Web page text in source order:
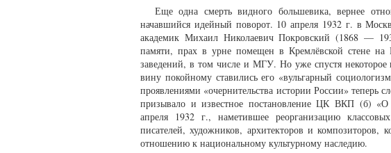
Еще одна смерть видного большевика, вернее
начавшийся идейный поворот. 10 апреля 1932 г. в
академик Михаил Николаевич Покровский (1868 —
памяти, прах в урне помещен в Кремлёвской стене
заведений, в том числе и МГУ. Но уже спустя некоторое
вину покойному ставились его «вульгарный
проявлениями «очернительства истории России» теперь
призывало и известное постановление ЦК ВКП (б) «О
апреля 1932 г., наметившее реорганизацию
писателей, художников, архитекторов и
отношению к национальному культурному наследию.